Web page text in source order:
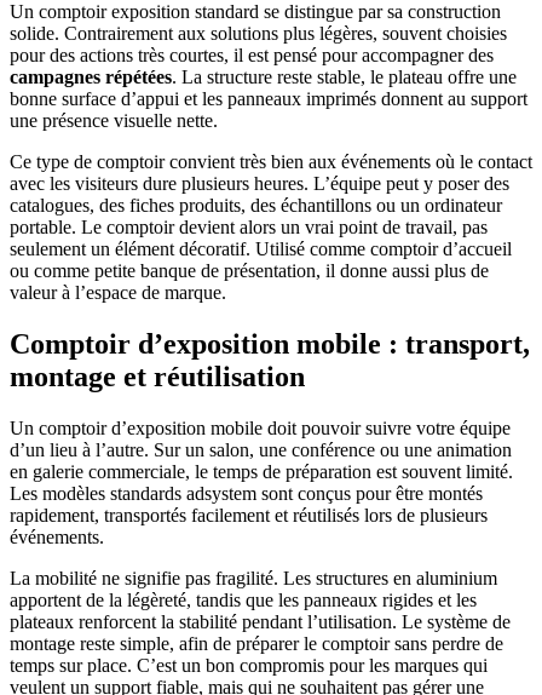
Un comptoir exposition standard se distingue par sa construction
solide. Contrairement aux solutions plus légères, souvent choisies
pour des actions très courtes, il est pensé pour accompagner des
campagnes répétées. La structure reste stable, le plateau offre une
bonne surface d’appui et les panneaux imprimés donnent au support
une présence visuelle nette.
Ce type de comptoir convient très bien aux événements où le contact
avec les visiteurs dure plusieurs heures. L’équipe peut y poser des
catalogues, des fiches produits, des échantillons ou un ordinateur
portable. Le comptoir devient alors un vrai point de travail, pas
seulement un élément décoratif. Utilisé comme comptoir d’accueil
ou comme petite banque de présentation, il donne aussi plus de
valeur à l’espace de marque.
Comptoir d’exposition mobile : transport,
montage et réutilisation
Un comptoir d’exposition mobile doit pouvoir suivre votre équipe
d’un lieu à l’autre. Sur un salon, une conférence ou une animation
en galerie commerciale, le temps de préparation est souvent limité.
Les modèles standards adsystem sont conçus pour être montés
rapidement, transportés facilement et réutilisés lors de plusieurs
événements.
La mobilité ne signifie pas fragilité. Les structures en aluminium
apportent de la légèreté, tandis que les panneaux rigides et les
plateaux renforcent la stabilité pendant l’utilisation. Le système de
montage reste simple, afin de préparer le comptoir sans perdre de
temps sur place. C’est un bon compromis pour les marques qui
veulent un support fiable, mais qui ne souhaitent pas gérer une